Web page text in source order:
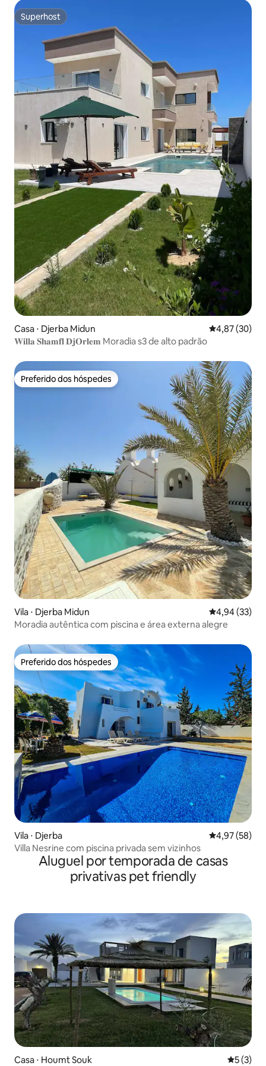
Superhost
Superhost
Casa ⋅ Djerba Midun 4,87 de uma
4,87 (30)
𝐖𝐢𝐥𝐥𝐚 𝐒𝐡𝐚𝐦𝐟𝐥 𝐃𝐣𝐎𝐫𝐥𝐞𝐦 Moradia s3 de alto padrão
Preferido dos hóspedes
Preferido dos hóspedes
Vila ⋅ Djerba Midun 4,94 de uma
4,94 (33)
Moradia autêntica com piscina e área externa alegre
Preferido dos hóspedes
Preferido dos hóspedes
Vila ⋅ Djerba 4,97 de uma
4,97 (58)
Villa Nesrine com piscina privada sem vizinhos
Aluguel por temporada de casas
privativas pet friendly
Casa ⋅ Houmt Souk 5 de
5 (3)